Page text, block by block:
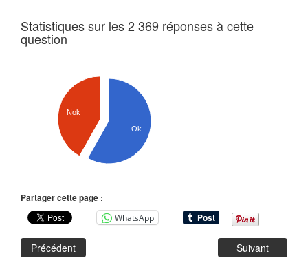
Statistiques sur les 2 369 réponses à cette
question
Nok
Ok
Partager cette page :
WhatsApp
Précédent Suivant